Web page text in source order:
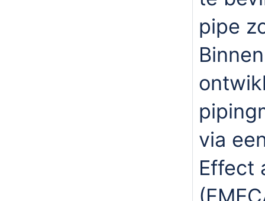
pipe
via
Effect